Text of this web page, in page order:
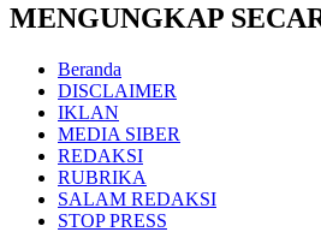
MENGUNGKAP
Beranda
DISCLAIMER
IKLAN
MEDIA SIBER
REDAKSI
RUBRIKA
SALAM REDAKSI
STOP PRESS